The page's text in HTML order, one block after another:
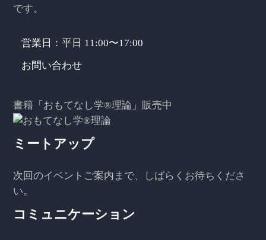
です。
営業日：平日 11:00〜17:00
お問い合わせ
書籍「おもてなし学®️理論」販売中
ミートアップ
次回のイベントご案内まで、しばらくお待ちくださ
い。
コミュニケーション